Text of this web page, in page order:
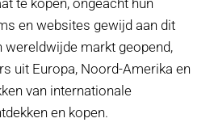
te kopen, ongeacht hun
en websites gewijd aan dit
wereldwijde markt geopend,
uit Europa, Noord-Amerika en
van internationale
en kopen.